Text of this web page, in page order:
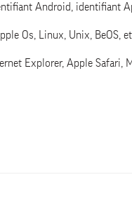
Android, identifiant
Os, Linux, Unix, BeOS,
Explorer, Apple Safari,